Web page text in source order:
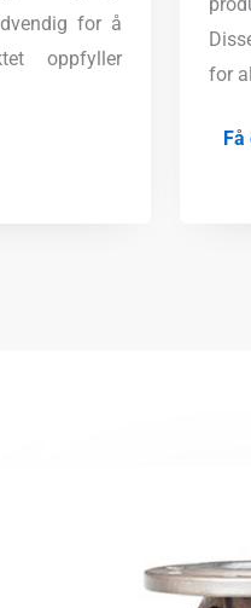
for å
oppfyller
for
Få